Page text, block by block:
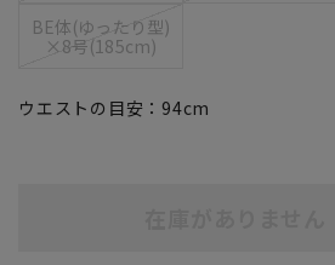
BE体(ゆったり型)
×8号(185cm)
ウエストの目安： 94cm